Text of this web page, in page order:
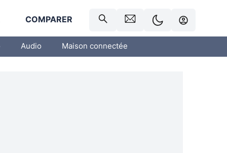
COMPARER
Audio Maison connectée